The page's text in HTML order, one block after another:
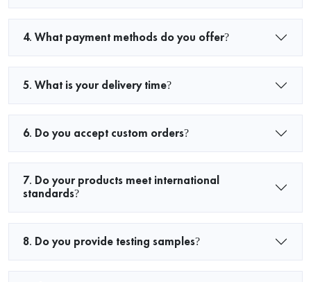
4. What payment methods do you offer?
5. What is your delivery time?
6. Do you accept custom orders?
7. Do your products meet international
standards?
8. Do you provide testing samples?